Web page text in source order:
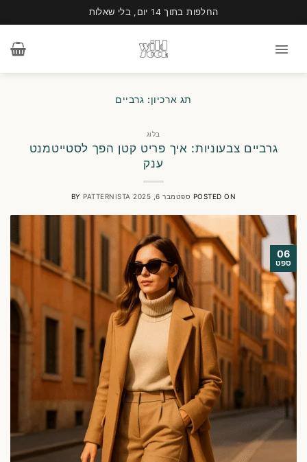
החלפות בתוך 14 יום, בלי שאלות
תג ארכיון: גרביים
בלוג
גרביים צבעוניות: איך פריט קטן הפך לסטייטמנט
ענק
POSTED ON ספטמבר 6, 2025 BY PATTERNISTA
06
ספט